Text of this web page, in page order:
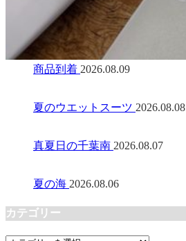
商品到着 2026.08.09
夏のウエットスーツ 2026.08.08
真夏日の千葉南 2026.08.07
夏の海 2026.08.06
カテゴリー